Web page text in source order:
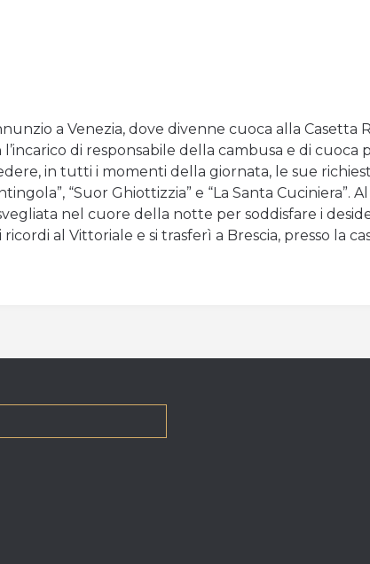
a Venezia, dove divenne cuoca alla Casetta
di responsabile della cambusa e di cuoca
in tutti i momenti della giornata, le sue
“Suor Ghiottizzia” e “La Santa
nel cuore della notte per soddisfare i
al Vittoriale e si trasferì a Brescia, presso la